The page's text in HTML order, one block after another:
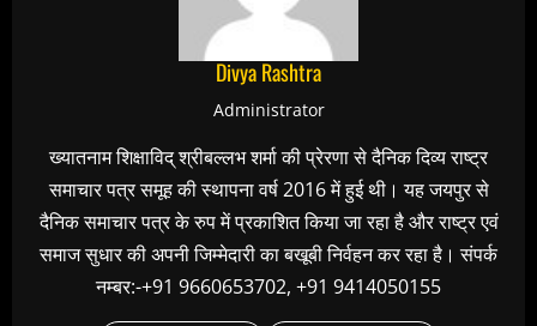
Divya Rashtra
Administrator
ख्यातनाम शिक्षाविद् श्रीबल्लभ शर्मा की प्रेरणा से दैनिक दिव्य राष्ट्र
समाचार पत्र समूह की स्थापना वर्ष 2016 में हुई थी। यह जयपुर से
दैनिक समाचार पत्र के रुप में प्रकाशित किया जा रहा है और राष्ट्र एवं
समाज सुधार की अपनी जिम्मेदारी का बखूबी निर्वहन कर रहा है। संपर्क
नम्बर:-+91 9660653702, +91 9414050155